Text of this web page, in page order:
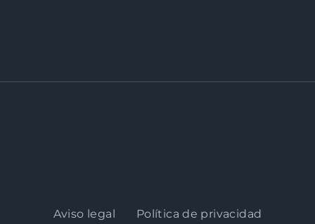
Aviso legal Política de privacidad